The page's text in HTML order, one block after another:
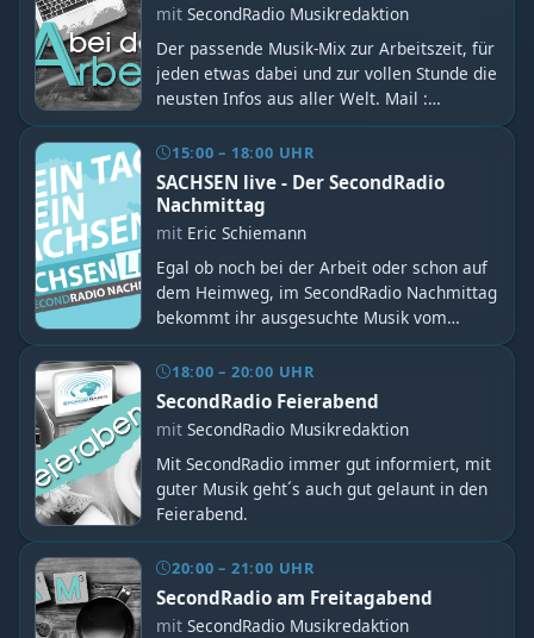
Mail : studio@secondradio.de Hotline :
0341- 392 80 490 Whatsapp: 0341-358 83
095
mit SecondRadio Musikredaktion
Der passende Musik-Mix zur Arbeitszeit, für
jeden etwas dabei und zur vollen Stunde die
neusten Infos aus aller Welt. Mail :
studio@secondradio.de Hotline + Whatsapp:
0341-358 83 095
15:00 – 18:00 UHR
SACHSEN live - Der SecondRadio
Nachmittag
mit Eric Schiemann
Egal ob noch bei der Arbeit oder schon auf
dem Heimweg, im SecondRadio Nachmittag
bekommt ihr ausgesuchte Musik vom
jeweiligen Moderator und natürlich einiges
an Good News vom Tag auf die Ohren.
Musikwunsch gern an: Mail :
0341-358 83 095
18:00 – 20:00 UHR
SecondRadio Feierabend
mit SecondRadio Musikredaktion
Mit SecondRadio immer gut informiert, mit
guter Musik geht´s auch gut gelaunt in den
Feierabend.
20:00 – 21:00 UHR
SecondRadio am Freitagabend
mit SecondRadio Musikredaktion